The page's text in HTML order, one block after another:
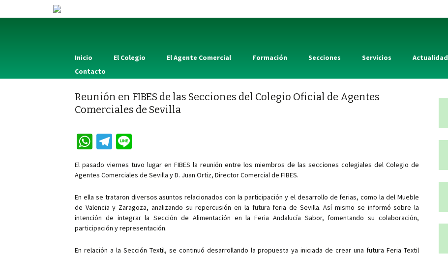
Inicio El Colegio El Agente Comercial Formación Secciones Servicios Actualidad
Contacto
Reunión en FIBES de las Secciones del Colegio Oficial de Agentes
Comerciales de Sevilla
W
h
at
p
p
Te
gr
m
n
e
El pasado viernes tuvo lugar en FIBES la reunión entre los miembros de las secciones colegiales del Colegio de
Agentes Comerciales de Sevilla y D. Juan Ortiz, Director Comercial de FIBES.
En ella se trataron diversos asuntos relacionados con la participación y el desarrollo de ferias, como la del Mueble
de Valencia y Zaragoza, analizando su repercusión en la futura feria de Sevilla. Así mismo se informó sobre la
intención de integrar la Sección de Alimentación en la Feria Andalucía Sabor, fomentando su colaboración,
participación y representación.
En relación a la Sección Textil, se continuó desarrollando la propuesta ya iniciada de crear una futura Feria Textil